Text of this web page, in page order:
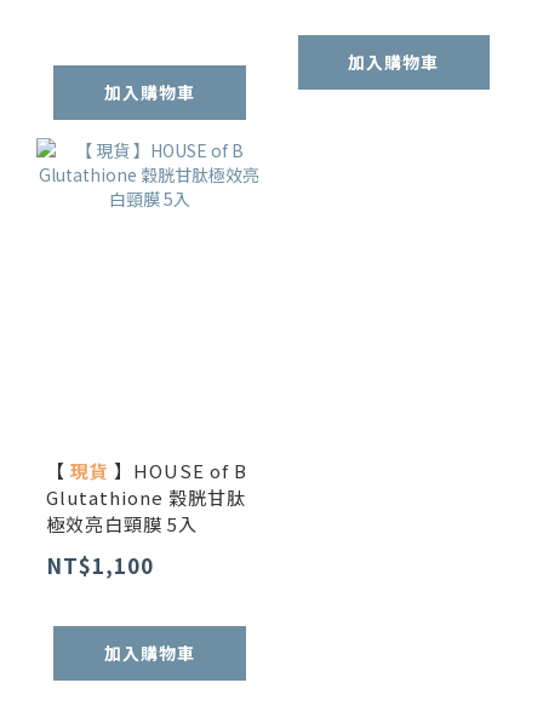
加入購物車
加入購物車
【 現貨 】HOUSE of B
Glutathione 穀胱甘肽
極效亮白頸膜 5入
NT$1,100
加入購物車